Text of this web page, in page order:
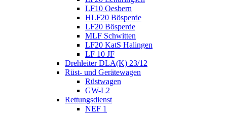
LF10 Oesbern
HLF20 Bösperde
LF20 Bösperde
MLF Schwitten
LF20 KatS Halingen
LF 10 JF
Drehleiter DLA(K) 23/12
Rüst- und Gerätewagen
Rüstwagen
GW-L2
Rettungsdienst
NEF 1